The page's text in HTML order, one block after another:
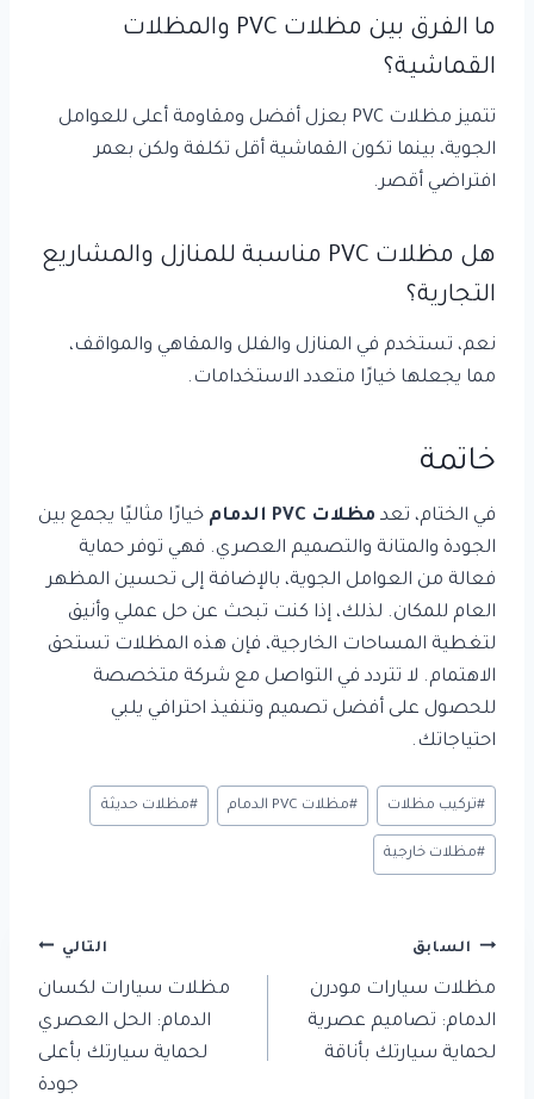
ما الفرق بين مظلات PVC والمظلات
القماشية؟
تتميز مظلات PVC بعزل أفضل ومقاومة أعلى للعوامل
الجوية، بينما تكون القماشية أقل تكلفة ولكن بعمر
افتراضي أقصر.
هل مظلات PVC مناسبة للمنازل والمشاريع
التجارية؟
نعم، تستخدم في المنازل والفلل والمقاهي والمواقف،
مما يجعلها خيارًا متعدد الاستخدامات.
خاتمة
في الختام، تعد مظلات PVC الدمام
خيارًا مثاليًا يجمع بين
الجودة والمتانة والتصميم العصري. فهي توفر حماية
فعالة من العوامل الجوية، بالإضافة إلى تحسين المظهر
العام للمكان. لذلك، إذا كنت تبحث عن حل عملي وأنيق
لتغطية المساحات الخارجية، فإن هذه المظلات تستحق
الاهتمام. لا تتردد في التواصل مع شركة متخصصة
للحصول على أفضل تصميم وتنفيذ احترافي يلبي
احتياجاتك.
وسوم
المقال:
#تركيب مظلات #مظلات PVC الدمام #مظلات حديثة
#مظلات خارجية
تصفّح
المقالات
السابق
مظلات سيارات مودرن
الدمام: تصاميم عصرية
لحماية سيارتك بأناقة
التالي
مظلات سيارات لكسان
الدمام: الحل العصري
لحماية سيارتك بأعلى
جودة